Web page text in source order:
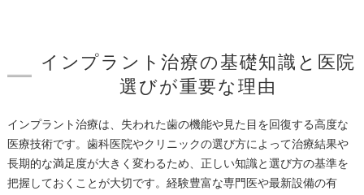
インプラント治療の基礎知識と医院
選びが重要な理由
インプラント治療は、失われた歯の機能や見た目を回復する高度な
医療技術です。歯科医院やクリニックの選び方によって治療結果や
長期的な満足度が大きく変わるため、正しい知識と選び方の基準を
把握しておくことが大切です。経験豊富な専門医や最新設備の有